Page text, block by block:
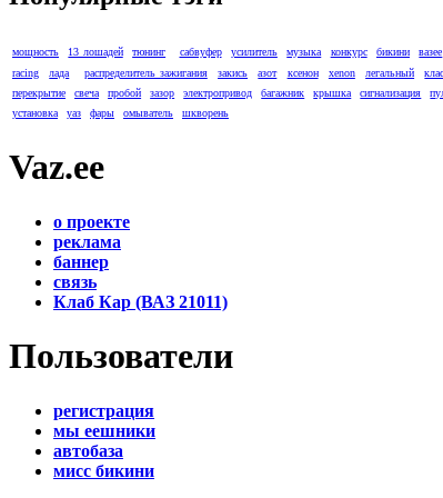
мощность 13 лошадей тюнинг сабвуфер усилитель музыка конкурс бикини вазее
racing
лада распределитель зажигания закись азот ксенон xenon легальный
перекрытие
свеча пробой зазор электропривод багажник крышка сигнализация
установка
уаз фары омыватель шкворень
Vaz.ee
о проекте
реклама
баннер
связь
Клаб Кар (ВАЗ 21011)
Пользователи
регистрация
мы еешники
автобаза
мисс бикини